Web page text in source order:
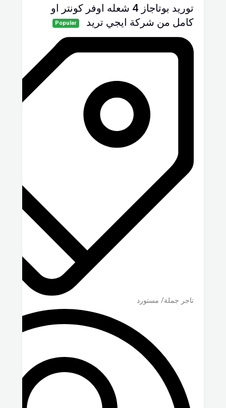
توريد بوتاجاز 4 شعله اوفر كونتر او
كامل من شركة ايجي تريد
Popular
تاجر جملة/ مستورد